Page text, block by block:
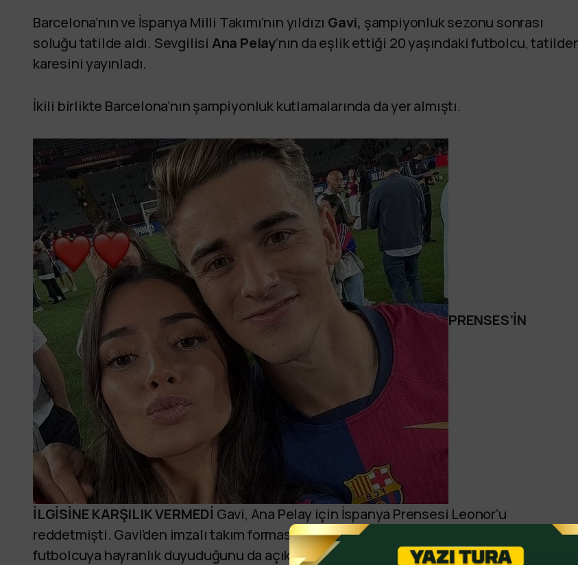
Barcelona’nın ve İspanya Milli Takımı’nın yıldızı Gavi, şampiyonluk sezonu sonrası
soluğu tatilde aldı. Sevgilisi Ana Pelay‘nın da eşlik ettiği 20 yaşındaki futbolcu,
karesini yayınladı.
İkili birlikte Barcelona’nın şampiyonluk kutlamalarında da yer almıştı.
PRENSES’İN
İLGİSİNE KARŞILIK VERMEDİ Gavi, Ana Pelay için İspanya Prensesi Leonor’u
reddetmişti. Gavi’den imzalı takım formasını alan İspanya Kralı Felipe, kızının yıldız
futbolcuya hayranlık duyuduğunu da açıklamıştı.